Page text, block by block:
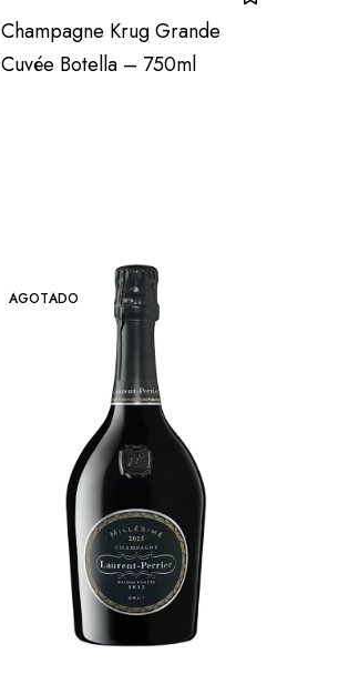
Champagne Krug Grande
Cuvée Botella – 750ml
AGOTADO